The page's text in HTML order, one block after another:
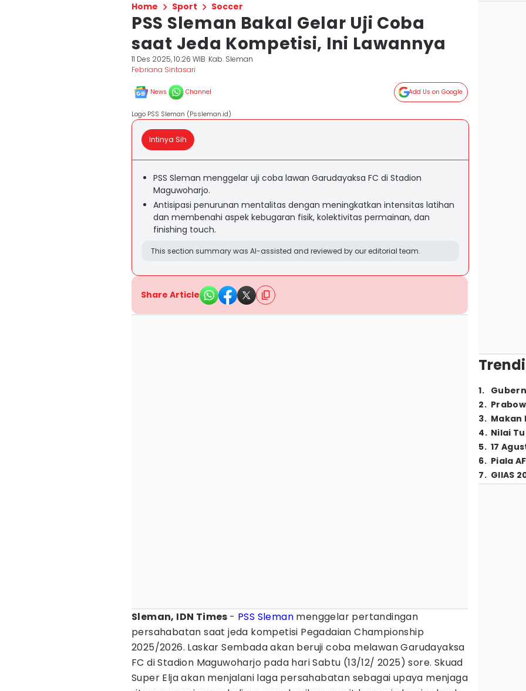
Home Sport Soccer
PSS Sleman Bakal Gelar Uji Coba
saat Jeda Kompetisi, Ini Lawannya
11 Des 2025, 10:26 WIB Kab. Sleman
Febriana Sintasari
News Channel Add Us on Google
Logo PSS Sleman (Pssleman.id)
Intinya Sih
PSS Sleman menggelar uji coba lawan Garudayaksa FC di Stadion
Maguwoharjo.
Antisipasi penurunan mentalitas dengan meningkatkan intensitas latihan
dan membenahi aspek kebugaran fisik, kolektivitas permainan, dan
finishing touch.
This section summary was AI-assisted and reviewed by our editorial team.
Share Article
Sleman, IDN Times - PSS Sleman menggelar pertandingan
persahabatan saat jeda kompetisi Pegadaian Championship
2025/2026. Laskar Sembada akan beruji coba melawan Garudayaksa
FC di Stadion Maguwoharjo pada hari Sabtu (13/12/ 2025) sore. Skuad
Super Elja akan menjalani laga persahabatan sebagai upaya menjaga
1.
2.
3. Makan
4. Nilai
5. 17
6. Piala
7. GIIAS